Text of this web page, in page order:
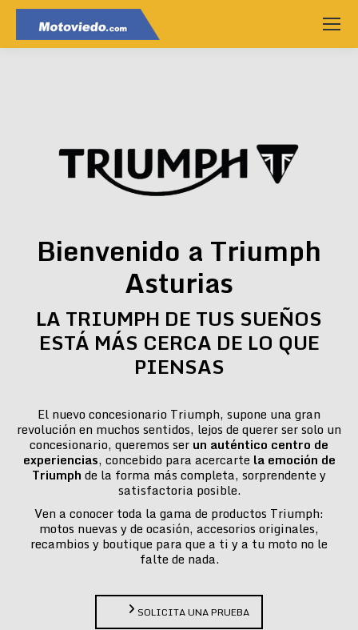
Bienvenido a Triumph
Asturias
LA TRIUMPH DE TUS SUEÑOS
ESTÁ MÁS CERCA DE LO QUE
PIENSAS
El nuevo concesionario Triumph, supone una gran
revolución en muchos sentidos, lejos de querer ser solo un
concesionario, queremos ser un auténtico centro de
experiencias, concebido para acercarte la emoción de
Triumph de la forma más completa, sorprendente y
satisfactoria posible.
Ven a conocer toda la gama de productos Triumph:
motos nuevas y de ocasión, accesorios originales,
recambios y boutique para que a ti y a tu moto no le
falte de nada.
SOLICITA UNA PRUEBA